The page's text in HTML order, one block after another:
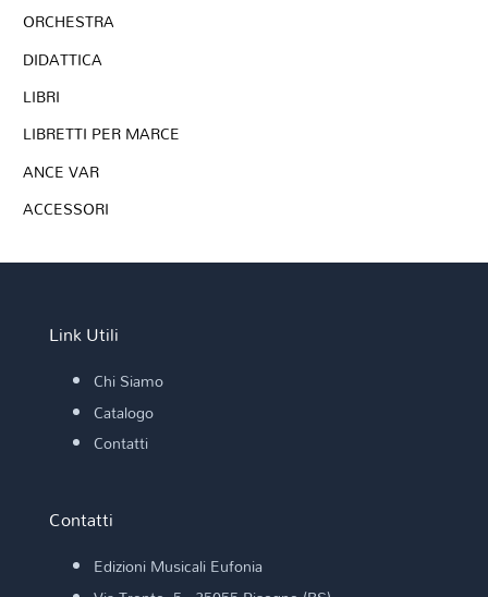
ORCHESTRA
DIDATTICA
LIBRI
LIBRETTI PER MARCE
ANCE VAR
ACCESSORI
Link Utili
Chi Siamo
Catalogo
Contatti
Contatti
Edizioni Musicali Eufonia